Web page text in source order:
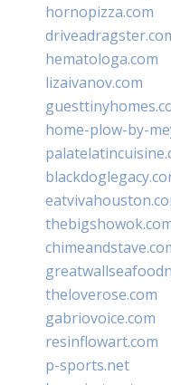
hornopizza.com
hematologa.com
lizaivanov.com
home-plow-by-
theloverose.com
gabriovoice.com
resinflowart.com
p-sports.net